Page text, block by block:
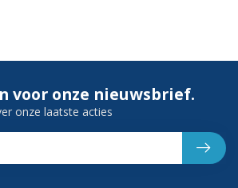
voor onze nieuwsbrief.
onze laatste acties